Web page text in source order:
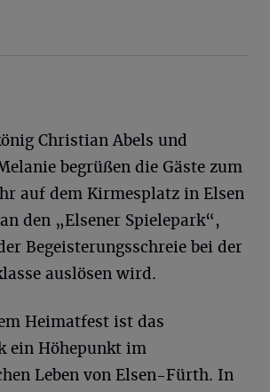
Christian Abels und
begrüßen die Gäste zum
auf dem Kirmesplatz in Elsen
den „Elsener Spielepark“,
Begeisterungsschreie bei der
auslösen wird.
Heimatfest ist das
ein Höhepunkt im
Leben von Elsen-Fürth. In